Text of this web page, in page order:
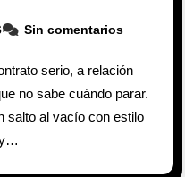
Sin comentarios
serio, a relación
no sabe cuándo parar.
salto al vacío con estilo